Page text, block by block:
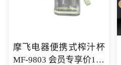
摩飞电器便携式榨汁杯
MF-9803 会员专享价138